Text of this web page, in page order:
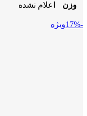
وزن اعلام نشده
-17% ویژه